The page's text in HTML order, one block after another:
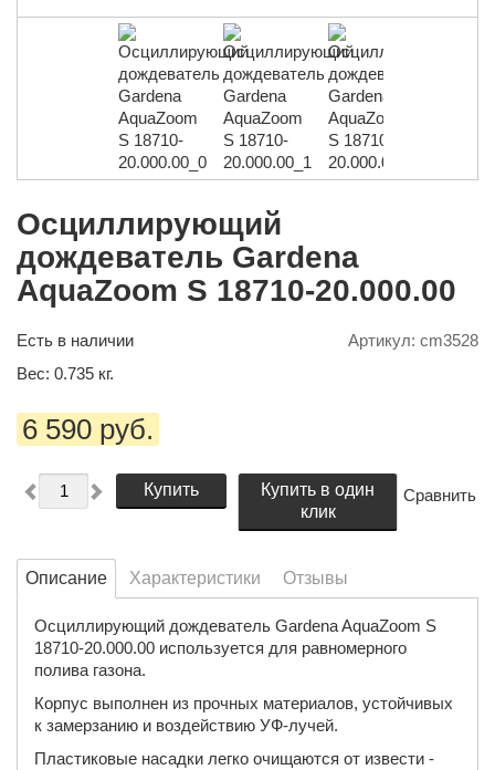
Осциллирующий
дождеватель Gardena
AquaZoom S 18710-20.000.00
Артикул: cm3528
Есть в наличии
Вес: 0.735 кг.
6 590 руб.
Купить
Купить в один
клик
Сравнить
Описание Характеристики Отзывы
Осциллирующий дождеватель Gardena AquaZoom S
18710-20.000.00 используется для равномерного
полива газона.
Корпус выполнен из прочных материалов, устойчивых
к замерзанию и воздействию УФ-лучей.
Пластиковые насадки легко очищаются от извести -